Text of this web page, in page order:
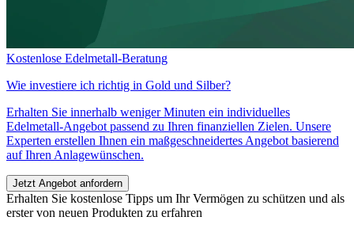
Kostenlose Edelmetall-Beratung
Wie investiere ich richtig in Gold und Silber?
Erhalten Sie innerhalb weniger Minuten ein individuelles
Edelmetall-Angebot passend zu Ihren finanziellen Zielen. Unsere
Experten erstellen Ihnen ein maßgeschneidertes Angebot basierend
auf Ihren Anlagewünschen.
Jetzt Angebot anfordern
Erhalten Sie kostenlose Tipps um Ihr Vermögen zu schützen und als
erster von neuen Produkten zu erfahren